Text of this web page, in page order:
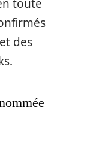
toute
des